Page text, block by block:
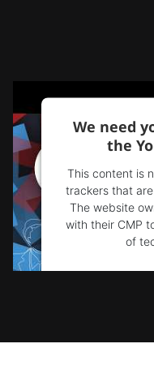
We need
the
This content is
trackers that
The website
with their CMP
of
Powered